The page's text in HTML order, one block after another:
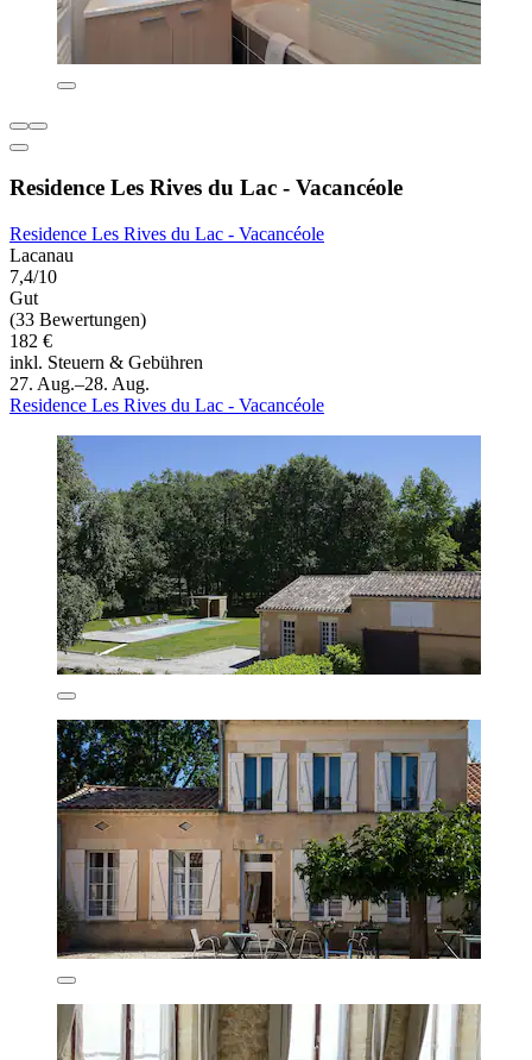
Residence Les Rives du Lac - Vacancéole
Residence Les Rives du Lac - Vacancéole
Lacanau
7,4/10
Gut
(33 Bewertungen)
182 €
inkl. Steuern & Gebühren
27. Aug.–28. Aug.
Residence Les Rives du Lac - Vacancéole